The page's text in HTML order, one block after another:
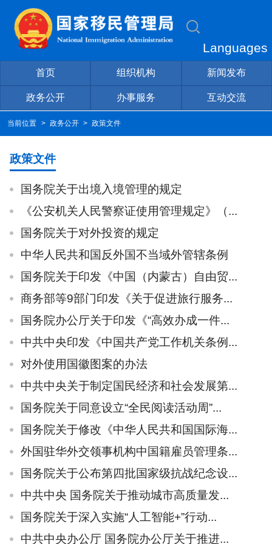
Languages
首页 组织机构 新闻发布
政务公开 办事服务 互动交流
当前位置 > 政务公开 > 政策文件
政策文件
国务院关于出境入境管理的规定
《公安机关人民警察证使用管理规定》（...
国务院关于对外投资的规定
中华人民共和国反外国不当域外管辖条例
国务院关于印发《中国（内蒙古）自由贸...
商务部等9部门印发《关于促进旅行服务...
国务院办公厅关于印发《“高效办成一件...
中共中央印发《中国共产党工作机关条例...
对外使用国徽图案的办法
中共中央关于制定国民经济和社会发展第...
国务院关于同意设立“全民阅读活动周”...
国务院关于修改《中华人民共和国国际海...
外国驻华外交领事机构中国籍雇员管理条...
国务院关于公布第四批国家级抗战纪念设...
中共中央 国务院关于推动城市高质量发...
国务院关于深入实施“人工智能+”行动...
中共中央办公厅 国务院办公厅关于推进...